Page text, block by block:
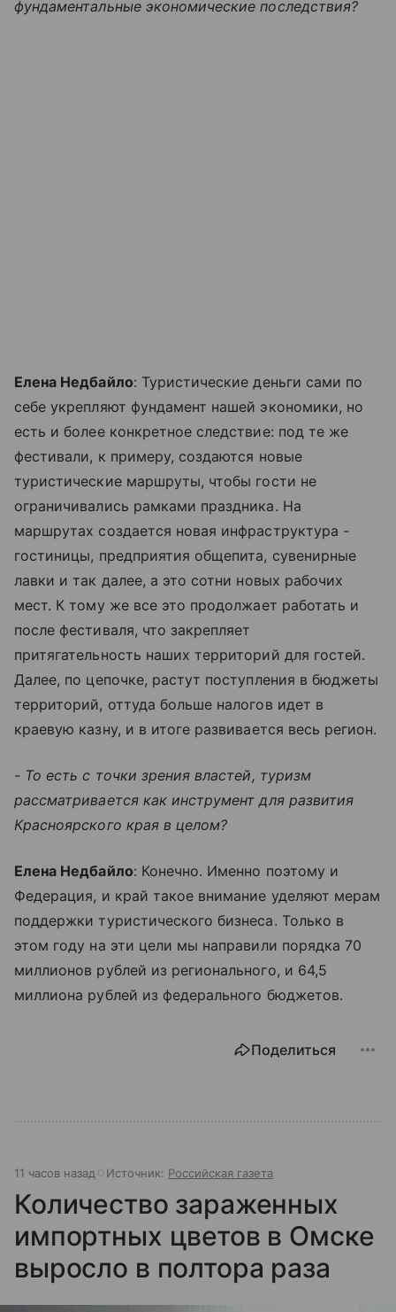
фундаментальные экономические последствия?
Елена Недбайло: Туристические деньги сами по
себе укрепляют фундамент нашей экономики, но
есть и более конкретное следствие: под те же
фестивали, к примеру, создаются новые
туристические маршруты, чтобы гости не
ограничивались рамками праздника. На
маршрутах создается новая инфраструктура -
гостиницы, предприятия общепита, сувенирные
лавки и так далее, а это сотни новых рабочих
мест. К тому же все это продолжает работать и
после фестиваля, что закрепляет
притягательность наших территорий для гостей.
Далее, по цепочке, растут поступления в бюджеты
территорий, оттуда больше налогов идет в
краевую казну, и в итоге развивается весь регион.
- То есть с точки зрения властей, туризм
рассматривается как инструмент для развития
Красноярского края в целом?
Елена Недбайло: Конечно. Именно поэтому и
Федерация, и край такое внимание уделяют мерам
поддержки туристического бизнеса. Только в
этом году на эти цели мы направили порядка 70
миллионов рублей из регионального, и 64,5
миллиона рублей из федерального бюджетов.
Поделиться
11 часов назад Источник: Российская газета
Количество зараженных
импортных цветов в Омске
выросло в полтора раза